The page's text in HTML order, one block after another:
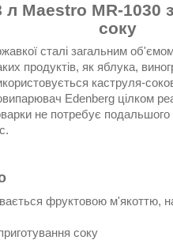
Maestro MR-1030
соку
сталі загальним
продуктів, як яблука,
каструля-
Edenberg цілком
не потребує
фруктовою м'якоттю,
соку